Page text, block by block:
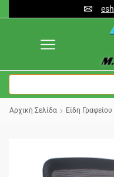
Αρχική Σελίδα Είδη